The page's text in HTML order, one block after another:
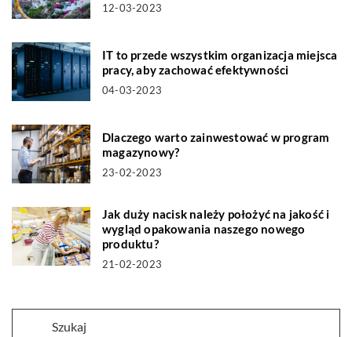
12-03-2023
IT to przede wszystkim organizacja miejsca
pracy, aby zachować efektywności
04-03-2023
Dlaczego warto zainwestować w program
magazynowy?
23-02-2023
Jak duży nacisk należy położyć na jakość i
wygląd opakowania naszego nowego
produktu?
21-02-2023